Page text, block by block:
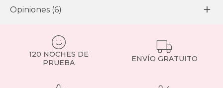
Opiniones (6)
120 NOCHES DE
PRUEBA
ENVÍO GRATUITO